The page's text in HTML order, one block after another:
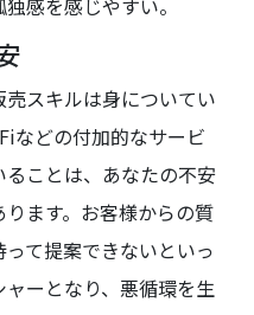
スキルは身についてい
などの付加的なサービ
ことは、あなたの不安
ます。お客様からの質
て提案できないといっ
ーとなり、悪循環を生